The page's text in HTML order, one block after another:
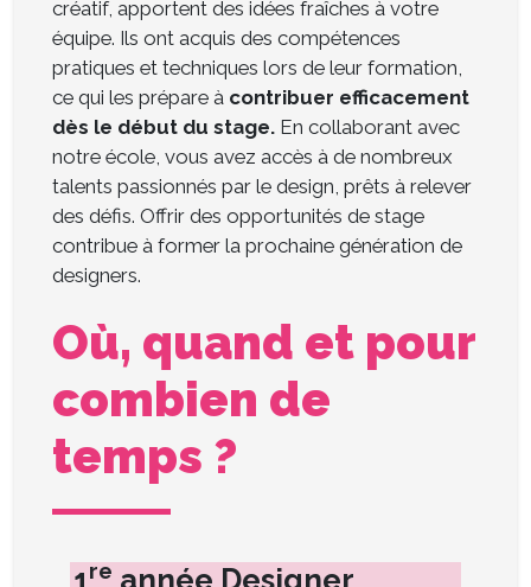
créatif, apportent des idées fraîches à votre
équipe. Ils ont acquis des compétences
pratiques et techniques lors de leur formation,
ce qui les prépare à contribuer efficacement
dès le début du stage.En collaborant avec
notre école, vous avez accès à de nombreux
talents passionnés par le design, prêts à relever
des défis. Offrir des opportunités de stage
contribue à former la prochaine génération de
designers.
Où, quand et pour
combien de
temps ?
1re année Designer